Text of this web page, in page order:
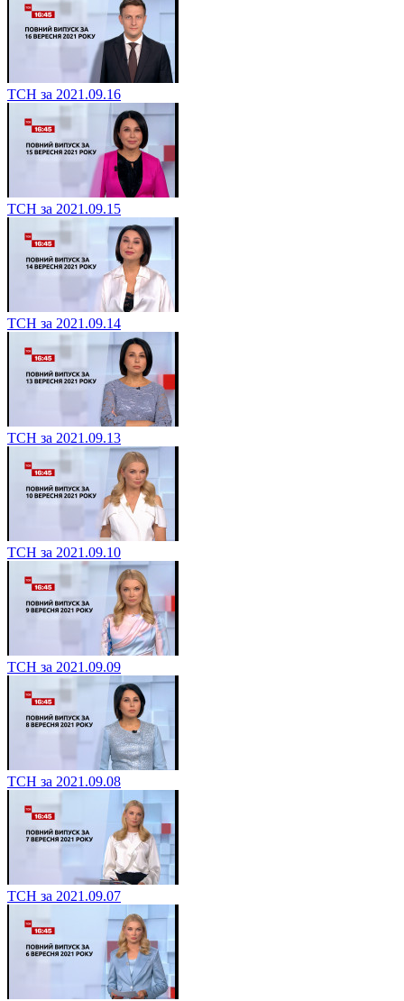
ТСН за 2021.09.16
ТСН за 2021.09.15
ТСН за 2021.09.14
ТСН за 2021.09.13
ТСН за 2021.09.10
ТСН за 2021.09.09
ТСН за 2021.09.08
ТСН за 2021.09.07